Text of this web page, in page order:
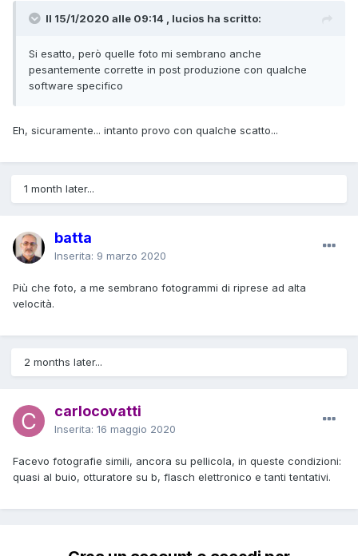
Il 15/1/2020 alle 09:14 , lucios ha scritto:
Si esatto, però quelle foto mi sembrano anche
pesantemente corrette in post produzione con qualche
software specifico
Eh, sicuramente... intanto provo con qualche scatto...
1 month later...
batta
Inserita: 9 marzo 2020
Più che foto, a me sembrano fotogrammi di riprese ad alta
velocità.
2 months later...
carlocovatti
Inserita: 16 maggio 2020
Facevo fotografie simili, ancora su pellicola, in queste condizioni:
quasi al buio, otturatore su b, flasch elettronico e tanti tentativi.